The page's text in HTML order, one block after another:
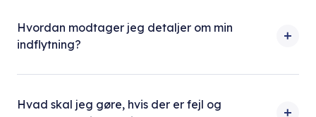
Hvordan modtager jeg detaljer om min
indflytning?
Hvad skal jeg gøre, hvis der er fejl og